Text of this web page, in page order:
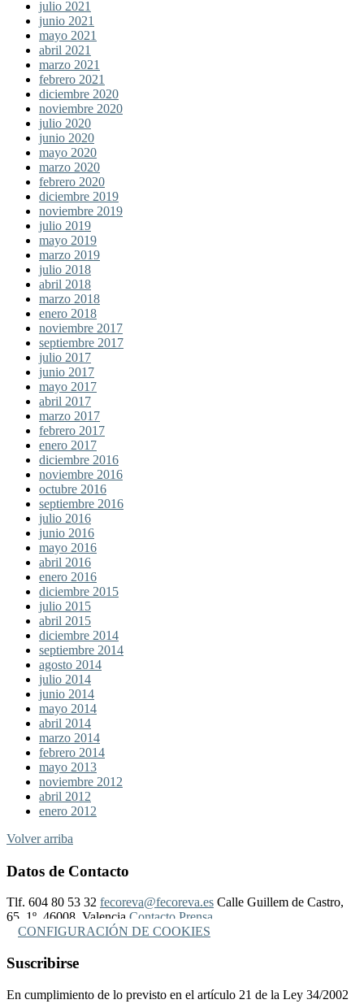
julio 2021
junio 2021
mayo 2021
abril 2021
marzo 2021
febrero 2021
diciembre 2020
noviembre 2020
julio 2020
junio 2020
mayo 2020
marzo 2020
febrero 2020
diciembre 2019
noviembre 2019
julio 2019
mayo 2019
marzo 2019
julio 2018
abril 2018
marzo 2018
enero 2018
noviembre 2017
septiembre 2017
julio 2017
junio 2017
mayo 2017
abril 2017
marzo 2017
febrero 2017
enero 2017
diciembre 2016
noviembre 2016
octubre 2016
septiembre 2016
julio 2016
junio 2016
mayo 2016
abril 2016
enero 2016
diciembre 2015
julio 2015
abril 2015
diciembre 2014
septiembre 2014
agosto 2014
julio 2014
junio 2014
mayo 2014
abril 2014
marzo 2014
febrero 2014
mayo 2013
noviembre 2012
abril 2012
enero 2012
Volver arriba
Datos de Contacto
Tlf. 604 80 53 32 fecoreva@fecoreva.es Calle Guillem de Castro,
65, 1º, 46008, Valencia Contacto Prensa
CONFIGURACIÓN DE COOKIES
Suscribirse
En cumplimiento de lo previsto en el artículo 21 de la Ley 34/2002